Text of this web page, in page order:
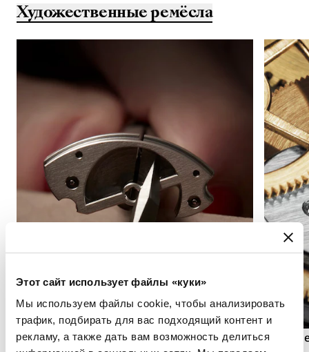
Этот сайт использует файлы «куки»
Мы используем файлы cookie, чтобы анализировать
трафик, подбирать для вас подходящий контент и
рекламу, а также дать вам возможность делиться
Художественные ремёсла
Англаж